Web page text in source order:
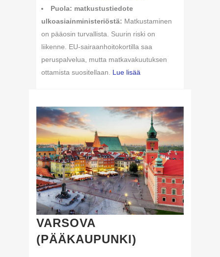
Puola: matkustustiedote
ulkoasiainministeriöstä: Matkustaminen
on pääosin turvallista. Suurin riski on
liikenne. EU-sairaanhoitokortilla saa
peruspalvelua, mutta matkavakuutuksen
ottamista suositellaan. Lue lisää
VARSOVA
(PÄÄKAUPUNKI)